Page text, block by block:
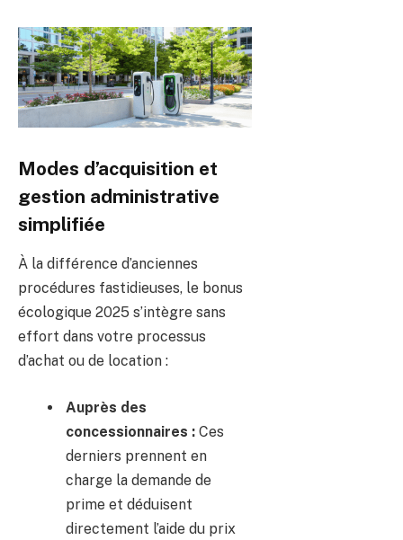
Modes d’acquisition et
gestion administrative
simplifiée
À la différence d’anciennes
procédures fastidieuses, le bonus
écologique 2025 s’intègre sans
effort dans votre processus
d’achat ou de location :
Auprès des
concessionnaires : Ces
derniers prennent en
charge la demande de
prime et déduisent
directement l’aide du prix